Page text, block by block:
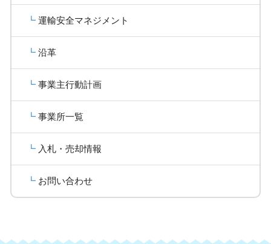
運輸安全マネジメント
沿革
事業主行動計画
事業所一覧
入札・売却情報
お問い合わせ